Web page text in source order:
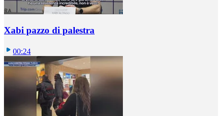
Xabi pazzo di palestra
00:24